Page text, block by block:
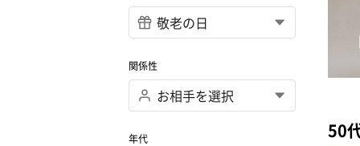
関係性
年代 50